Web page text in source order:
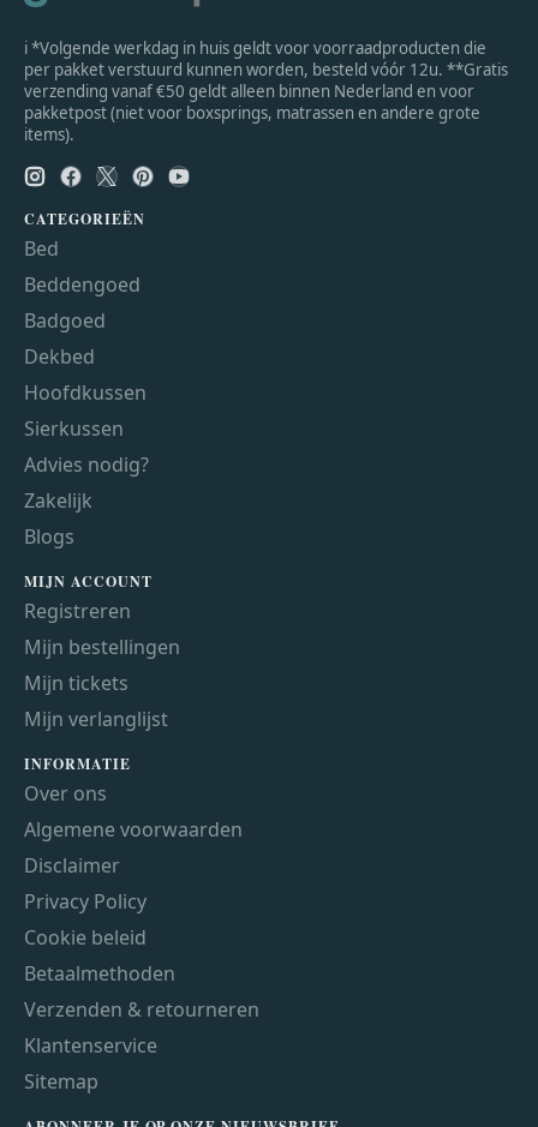
ℹ *Volgende werkdag in huis geldt voor voorraadproducten die
per pakket verstuurd kunnen worden, besteld vóór 12u. **Gratis
verzending vanaf €50 geldt alleen binnen Nederland en voor
pakketpost (niet voor boxsprings, matrassen en andere grote
items).
CATEGORIEËN
Bed
Beddengoed
Badgoed
Dekbed
Hoofdkussen
Sierkussen
Advies nodig?
Zakelijk
Blogs
MIJN ACCOUNT
Registreren
Mijn bestellingen
Mijn tickets
Mijn verlanglijst
INFORMATIE
Over ons
Algemene voorwaarden
Disclaimer
Privacy Policy
Cookie beleid
Betaalmethoden
Verzenden & retourneren
Klantenservice
Sitemap